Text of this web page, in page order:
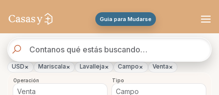
Guia para Mudarse
de
propiedades
USD× Mariscala× Lavalleja× Campo× Venta×
Operación Tipo